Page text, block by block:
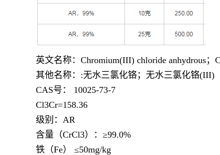
英文名称： Chromium(III) chloride anhydrous
其他名称： :无水三氯化铬；无水三氯化铬(III)
CAS号： 10025-73-7
Cl3Cr=158.36
级别： AR
含量（CrCl3）：≥99.0%
铁（Fe） ≤50mg/kg